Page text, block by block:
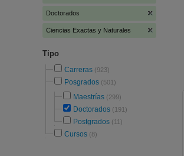
Doctorados
Ciencias Exactas y Naturales
Tipo
Carreras (923)
Posgrados (501)
Maestrías (299)
Doctorados (191)
Postgrados (11)
Cursos (8)